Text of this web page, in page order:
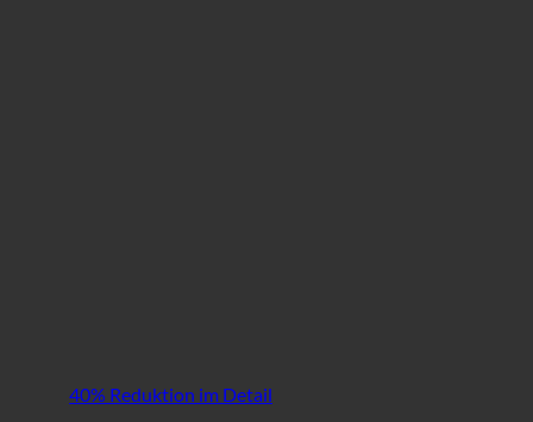
40% Reduktion im Detail